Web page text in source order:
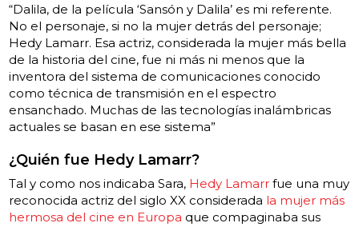
“Dalila, de la película ‘Sansón y Dalila’ es mi referente.
No el personaje, si no la mujer detrás del personaje;
Hedy Lamarr. Esa actriz, considerada la mujer más bella
de la historia del cine, fue ni más ni menos que la
inventora del sistema de comunicaciones conocido
como técnica de transmisión en el espectro
ensanchado. Muchas de las tecnologías inalámbricas
actuales se basan en ese sistema”
¿Quién fue Hedy Lamarr?
Tal y como nos indicaba Sara, Hedy Lamarr fue una muy
reconocida actriz del siglo XX considerada la mujer más
hermosa del cine en Europa que compaginaba sus